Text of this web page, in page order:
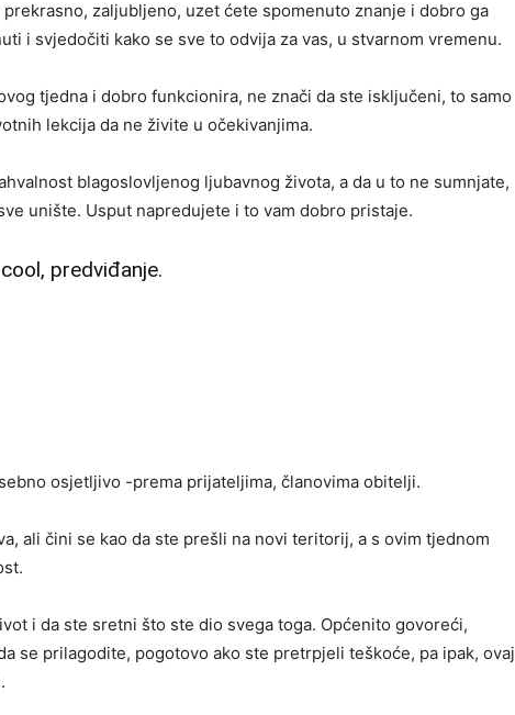
zaljubljeno, uzet ćete spomenuto znanje i dobro ga
i svjedočiti kako se sve to odvija za vas, u stvarnom vremenu.
tjedna i dobro funkcionira, ne znači da ste isključeni, to samo
lekcija da ne živite u očekivanjima.
blagoslovljenog ljubavnog života, a da u to ne sumnjate,
unište. Usput napredujete i to vam dobro pristaje.
predviđanje.
osjetljivo -prema prijateljima, članovima obitelji.
ali čini se kao da ste prešli na novi teritorij, a s ovim tjednom
i da ste sretni što ste dio svega toga. Općenito govoreći,
se prilagodite, pogotovo ako ste pretrpjeli teškoće, pa ipak, ovaj